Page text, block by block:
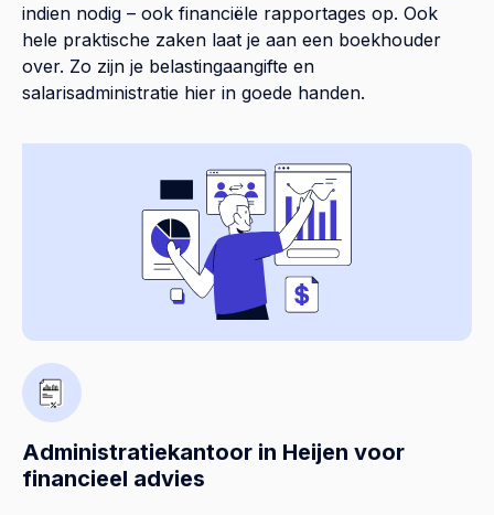
indien nodig – ook financiële rapportages op. Ook
hele praktische zaken laat je aan een boekhouder
over. Zo zijn je belastingaangifte en
salarisadministratie hier in goede handen.
Administratiekantoor in Heijen voor
financieel advies